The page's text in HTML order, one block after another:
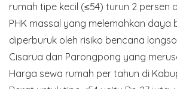
rumah tipe kecil (≤54) turun 2 persen
PHK massal yang melemahkan daya
diperburuk oleh risiko bencana
Cisarua dan Parongpong yang
Harga sewa rumah per tahun di